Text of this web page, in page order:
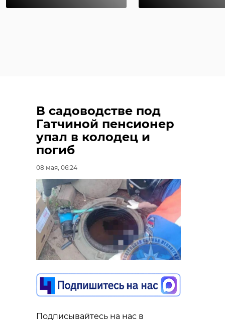
В садоводстве под
Гатчиной пенсионер
упал в колодец и
погиб
08 мая, 06:24
Подписывайтесь на нас в